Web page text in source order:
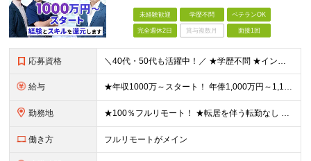
未経験歓迎 学歴不問 ベテランOK
完全週休2日 賞与複数月 面接1回
応募資格 ＼40代・50代も活躍中！／ ★学歴不問 ★インフラエンジニアの経験を5年以上お持ちの方 ≪こんな方にピッタリです！≫ ◎自身の市場価値を正当に評価してほしい ◎今より年収をアップさせたい ◎多彩な
給与 ★年収1000万～スタート！ 年俸1,000万円～1,162万8,000円（12分割） ※経験・スキルを考慮の上決定します ※上記金額には固定残業代（月30h分・158,400円～184,000円
勤務地 ★100％フルリモート！ ★転居を伴う転勤なし 本社またはプロジェクト先にて勤務いただきます！ ※プロジェクト先は一都三県及び23区内がメイン 【本社】 東京都新宿区神楽坂1-2 研究社英語センタ
働き方 フルリモートがメイン